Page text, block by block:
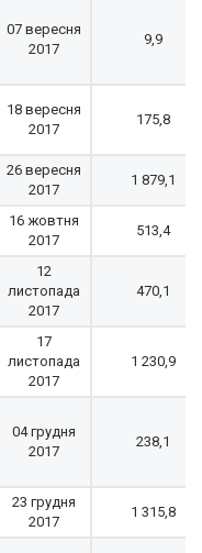
07 вересня
2017
9,9
18 вересня
2017
175,8
26 вересня
2017
1 879,1
16 жовтня
2017
513,4
12
листопада
2017
470,1
17
листопада
2017
1 230,9
04 грудня
2017
238,1
23 грудня
2017
1 315,8